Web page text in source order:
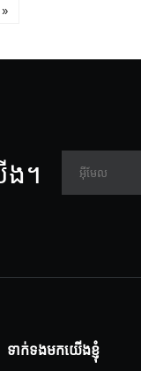
»
ង។
ទាក់ទងមកយើងខ្ញុំ